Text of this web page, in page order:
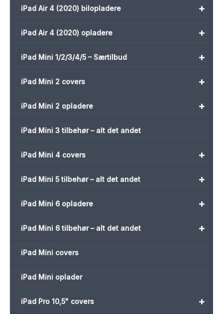
+
iPad Air 4 (2020) bilopladere
+
iPad Air 4 (2020) opladere
+
iPad Mini 1/2/3/4/5 – Særtilbud
+
iPad Mini 2 covers
+
iPad Mini 2 opladere
iPad Mini 3 tilbehør – alt det andet
+
iPad Mini 4 covers
+
iPad Mini 5 tilbehør – alt det andet
+
iPad Mini 6 opladere
+
iPad Mini 6 tilbehør – alt det andet
iPad Mini covers
iPad Mini oplader
+
iPad Pro 10,5" covers